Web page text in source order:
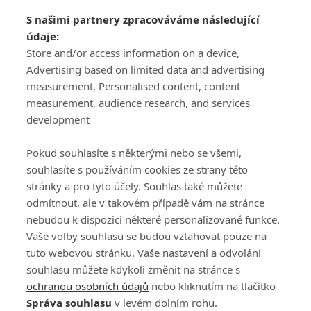
S našimi partnery zpracováváme následující
údaje:
Store and/or access information on a device,
Advertising based on limited data and advertising
measurement, Personalised content, content
measurement, audience research, and services
development
Pokud souhlasíte s některými nebo se všemi,
souhlasíte s používáním cookies ze strany této
stránky a pro tyto účely. Souhlas také můžete
odmítnout, ale v takovém případě vám na stránce
nebudou k dispozici některé personalizované funkce.
Vaše volby souhlasu se budou vztahovat pouze na
tuto webovou stránku. Vaše nastavení a odvolání
souhlasu můžete kdykoli změnit na stránce s
ochranou osobních údajů nebo kliknutím na tlačítko
Správa souhlasu v levém dolním rohu.
Všeobecné obchodní
podmínky služby
GolfExtra.cz Premium
Podmínky zpracování
osobních údajů při
GolfExtra
Ceník GolfExtra.cz
Premium
Doporučené odkazy
Adresa
Olbrachtova 1980/5
140 00 Praha 4
Editor
Honza Fait
+420 723 898 969
Obchod
Edita Hanušová
+420 724 150 784